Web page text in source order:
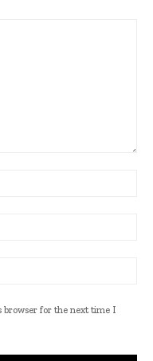
browser for the next time I